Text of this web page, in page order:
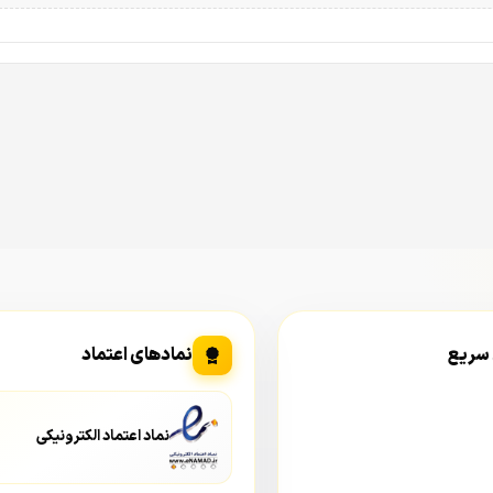
سریع نمادهای اعتماد
نماد اعتماد الکترونیکی